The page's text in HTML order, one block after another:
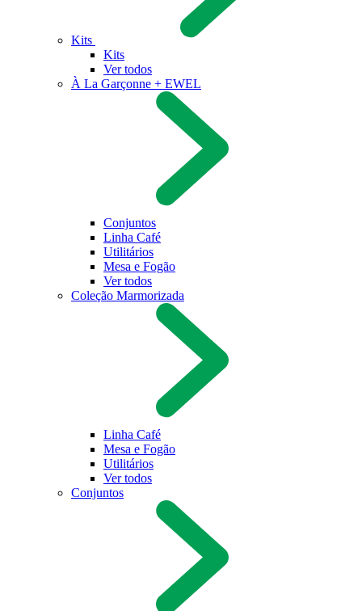
Kits
Kits
Ver todos
À La Garçonne + EWEL
Conjuntos
Linha Café
Utilitários
Mesa e Fogão
Ver todos
Coleção Marmorizada
Linha Café
Mesa e Fogão
Utilitários
Ver todos
Conjuntos